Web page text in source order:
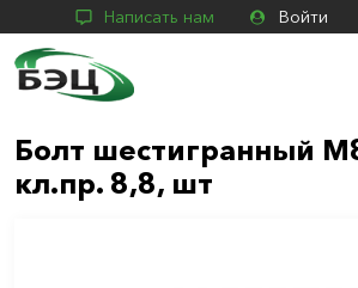
Написать нам Войти
Болт шестигранный
кл.пр. 8,8, шт